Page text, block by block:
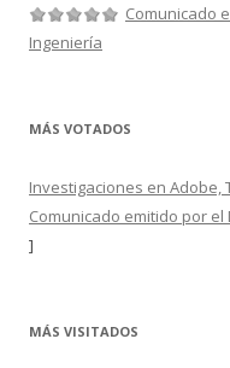
Comunicado
Ingeniería
MÁS VOTADOS
Investigaciones en Adobe,
Comunicado emitido por
]
MÁS VISITADOS